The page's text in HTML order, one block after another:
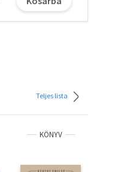
Teljes lista
KÖNYV